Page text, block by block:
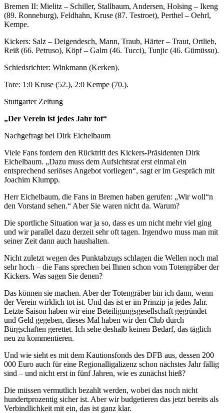
Bremen II: Mielitz – Schiller, Stallbaum, Andersen, Holsing – Ikeng
(89. Ronneburg), Feldhahn, Kruse (87. Testroet), Perthel – Oehrl,
Kempe.
Kickers: Salz – Deigendesch, Mann, Traub, Härter – Traut, Ortlieb,
Reiß (66. Petruso), Köpf – Galm (46. Tucci), Tunjic (46. Gümüssu).
Schiedsrichter: Winkmann (Kerken).
Tore: 1:0 Kruse (52.), 2:0 Kempe (70.).
Stuttgarter Zeitung
„Der Verein ist jedes Jahr tot“
Nachgefragt bei Dirk Eichelbaum
Viele Fans fordern den Rücktritt des Kickers-Präsidenten Dirk
Eichelbaum. „Dazu muss dem Aufsichtsrat erst einmal ein
entsprechend seriöses Angebot vorliegen“, sagt er im Gespräch mit
Joachim Klumpp.
Herr Eichelbaum, die Fans in Bremen haben gerufen: „Wir woll“n
den Vorstand sehen.“ Aber Sie waren nicht da. Warum?
Die sportliche Situation war ja so, dass es um nicht mehr viel ging
und wir parallel dazu derzeit sehr oft tagen. Irgendwo muss man mit
seiner Zeit dann auch haushalten.
Nicht zuletzt wegen des Punktabzugs schlagen die Wellen noch mal
sehr hoch – die Fans sprechen bei Ihnen schon vom Totengräber der
Kickers. Was sagen Sie denen?
Das können sie machen. Aber der Totengräber bin ich dann, wenn
der Verein wirklich tot ist. Und das ist er im Prinzip ja jedes Jahr.
Letzte Saison haben wir eine Beteiligungsgesellschaft gegründet
und Geld gegeben, dieses Mal haben wir den Club durch
Bürgschaften gerettet. Ich sehe deshalb keinen Bedarf, das täglich
neu zu kommentieren.
Und wie sieht es mit dem Kautionsfonds des DFB aus, dessen 200
000 Euro auch für eine Regionalligalizenz schon nächstes Jahr fällig
sind – und nicht erst in fünf Jahren, wie es zunächst hieß?
Die müssen vermutlich bezahlt werden, wobei das noch nicht
hundertprozentig sicher ist. Aber wir budgetieren das jetzt bereits als
Verbindlichkeit mit ein, das ist ganz klar.